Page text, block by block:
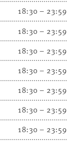
18:30 – 23:59
18:30 – 23:59
18:30 – 23:59
18:30 – 23:59
18:30 – 23:59
18:30 – 23:59
18:30 – 23:59